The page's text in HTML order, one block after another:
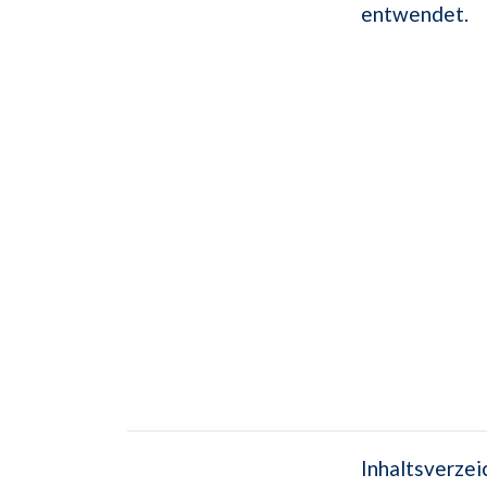
entwendet.